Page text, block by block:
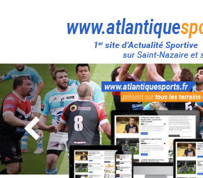
Atlantique
Sport